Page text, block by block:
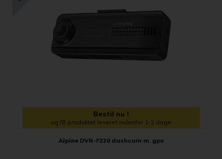
Bestil nu !
og få produktet leveret indenfor 1-2 dage
Alpine DVR-F220 dashcam m. gps